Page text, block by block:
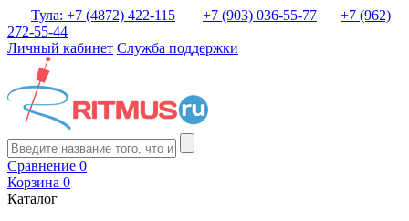
Тула: +7 (4872) 422-115 +7 (903) 036-55-77
+7 (962)
272-55-44
Личный кабинет Служба поддержки
Сравнение 0
Корзина 0
Каталог